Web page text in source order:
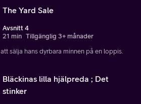
The Yard Sale
Avsnitt 4
21 min Tillgänglig 3+ månader
sälja hans dyrbara minnen på en loppis.
Bläckinas lilla hjälpreda ; Det
stinker